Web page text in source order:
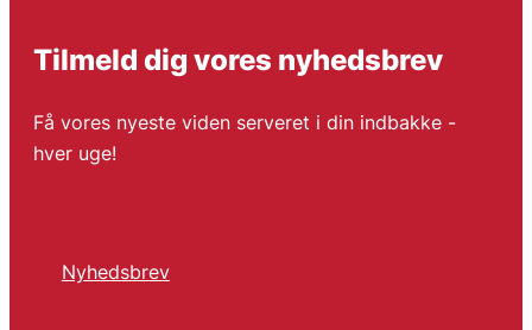
Tilmeld dig vores nyhedsbrev
Få vores nyeste viden serveret i din indbakke -
hver uge!
Nyhedsbrev